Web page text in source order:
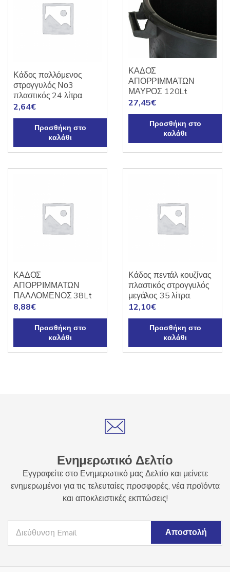
Κάδος παλλόμενος
στρογγυλός Νο3
πλαστικός 24 λίτρα.
2,64€
Προσθήκη στο
καλάθι
ΚΑΔΟΣ
ΑΠΟΡΡΙΜΜΑΤΩΝ
ΜΑΥΡΟΣ 120Lt
27,45€
Προσθήκη στο
καλάθι
ΚΑΔΟΣ
ΑΠΟΡΡΙΜΜΑΤΩΝ
ΠΑΛΛΟΜΕΝΟΣ 38Lt
8,88€
Προσθήκη στο
καλάθι
Κάδος πεντάλ κουζίνας
πλαστικός στρογγυλός
μεγάλος 35 λίτρα.
12,10€
Προσθήκη στο
καλάθι
Ενημερωτικό Δελτίο
Εγγραφείτε στο Ενημερωτικό μας Δελτίο και μείνετε
ενημερωμένοι για τις τελευταίες προσφορές, νέα προϊόντα
και αποκλειστικές εκπτώσεις!